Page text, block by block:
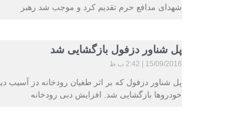
شهدای مدافع حرم تقدیم کرد و موجب شد رهبر
پل شناور دزفول بازگشایی شد
15/09/2016 2:42 ب.ظ
پل شناور دزفول که بر اثر طغیان رودخانه دز آسیب
خودروها بازگشایی شد. افزایش دبی رودخانه